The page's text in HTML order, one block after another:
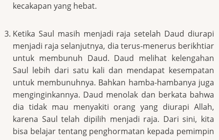
kecakapan yang hebat.
Ketika Saul masih menjadi raja setelah Daud diurapi
menjadi raja selanjutnya, dia terus-menerus berikhtiar
untuk membunuh Daud. Daud melihat kelengahan
Saul lebih dari satu kali dan mendapat kesempatan
untuk membunuhnya. Bahkan hamba-hambanya juga
menginginkannya. Daud menolak dan berkata bahwa
dia tidak mau menyakiti orang yang diurapi Allah,
karena Saul telah dipilih menjadi raja. Dari sini, kita
bisa belajar tentang penghormatan kepada pemimpin